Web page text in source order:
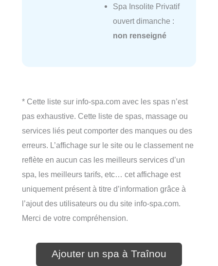
Spa Insolite Privatif
ouvert dimanche :
non renseigné
* Cette liste sur info-spa.com avec les spas n’est
pas exhaustive. Cette liste de spas, massage ou
services liés peut comporter des manques ou des
erreurs. L’affichage sur le site ou le classement ne
reflète en aucun cas les meilleurs services d’un
spa, les meilleurs tarifs, etc… cet affichage est
uniquement présent à titre d’information grâce à
l’ajout des utilisateurs ou du site info-spa.com.
Merci de votre compréhension.
Ajouter un spa à Traînou